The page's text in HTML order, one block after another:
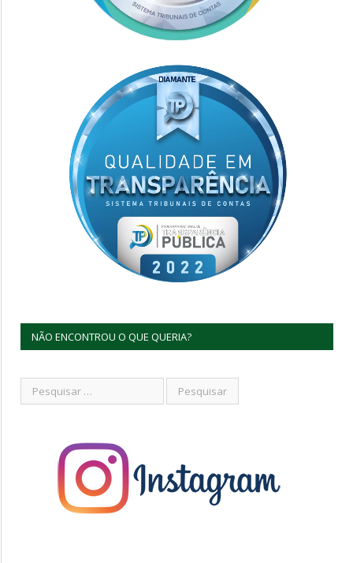
NÃO ENCONTROU O QUE QUERIA?